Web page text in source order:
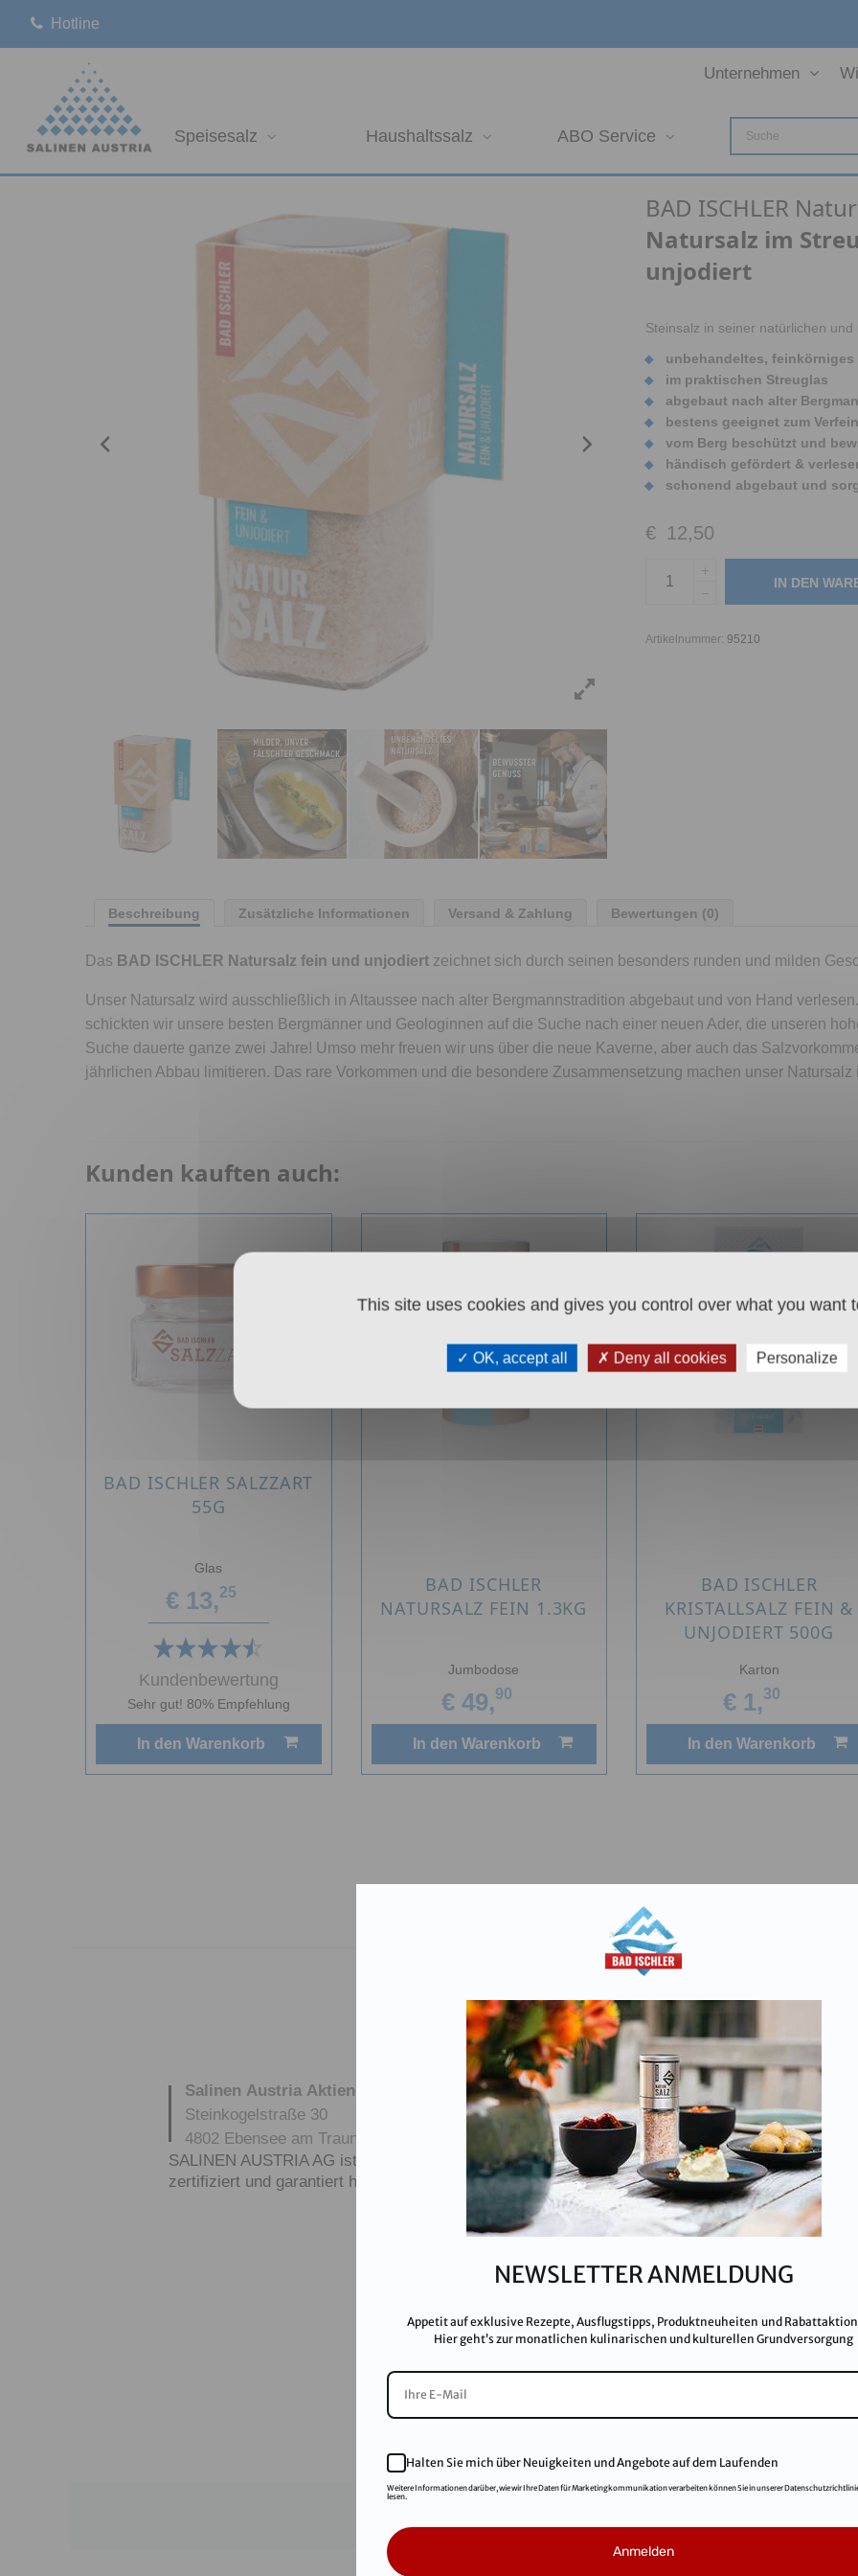
Hotline
Unternehmen
Speisesalz Haushaltssalz ABO Service
BAD ISCHLER
Natursalz im
unjodiert
Steinsalz in seiner natürlichen und
unbehandeltes,
im praktischen Streuglas
abgebaut nach alter
bestens geeignet zum
vom Berg beschützt und
händisch gefördert &
schonend abgebaut und
€ 12,50
IN DEN
Artikelnummer: 95210
Beschreibung Zusätzliche Informationen Versand & Zahlung Bewertungen (0)
Das BAD ISCHLER Natursalz fein und unjodiert zeichnet sich durch seinen besonders runden und milden
Unser Natursalz wird ausschließlich in Altaussee nach alter Bergmannstradition abgebaut und von Hand
schickten wir unsere besten Bergmänner und Geologinnen auf die Suche nach einer neuen Ader, die unseren
Suche dauerte ganze zwei Jahre! Umso mehr freuen wir uns über die neue Kaverne, aber auch das
jährlichen Abbau limitieren. Das rare Vorkommen und die besondere Zusammensetzung machen unser
Kunden kauften auch:
BAD ISCHLER SALZZART
55G
Glas
€ 13,25
Kundenbewertung
Sehr gut! 80% Empfehlung
In den Warenkorb
BAD ISCHLER
NATURSALZ FEIN 1.3KG
Jumbodose
€ 49,90
In den Warenkorb
BAD ISCHLER
KRISTALLSALZ FEIN &
UNJODIERT 500G
Karton
€ 1,30
In den Warenkorb
Salinen Austria Aktiengesellschaft
Steinkogelstraße 30
4802 Ebensee am Traunsee
T:+43 676 87812208
ecommerce@salinen.com
SALINEN AUSTRIA AG ist nach GMP, IFS, QS, ISO 9001, ISO 14001 u.v.m.
zertifiziert und garantiert höchste Qualitätsstandards.
NEWSLETTER ANMELDUNG
Appetit auf exklusive Rezepte, Ausflugstipps, Produktneuheiten und
Hier geht’s zur monatlichen kulinarischen und kulturellen Grundversorgung
Halten Sie mich über Neuigkeiten und Angebote auf dem Laufenden
Weitere Informationen darüber, wie wir Ihre Daten für Marketingkommunikation verarbeiten können Sie in unserer
lesen.
Anmelden
This site uses cookies and gives you control over what you want
OK, accept all Deny all cookies Personalize